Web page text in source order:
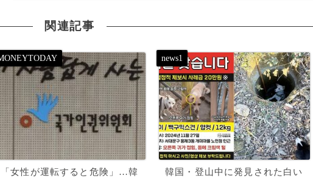
関連記事
「女性が運転すると危険」…韓
韓国・登山中に発見された白い